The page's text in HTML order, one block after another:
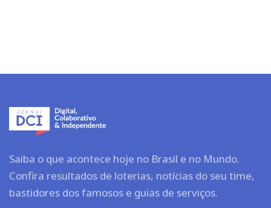
Saiba o que acontece hoje no Brasil e no Mundo.
Confira resultados de loterias, notícias do seu time,
bastidores dos famosos e guias de serviços.